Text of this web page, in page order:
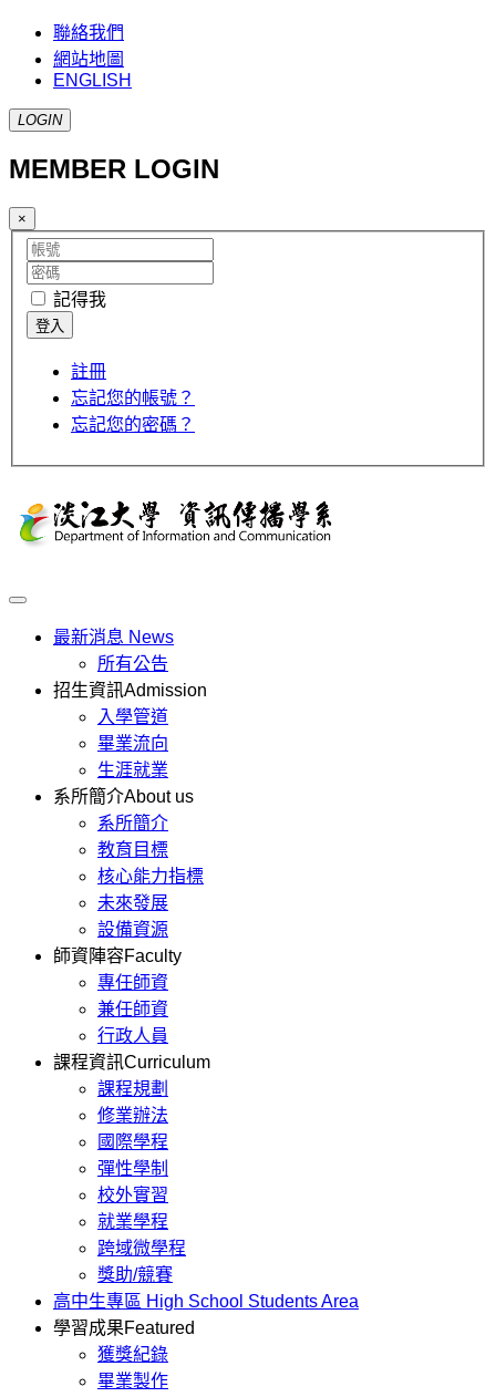
聯絡我們
網站地圖
ENGLISH
LOGIN
MEMBER LOGIN
×
記得我
註冊
忘記您的帳號？
忘記您的密碼？
最新消息 News
所有公告
招生資訊Admission
入學管道
畢業流向
生涯就業
系所簡介About us
系所簡介
教育目標
核心能力指標
未來發展
設備資源
師資陣容Faculty
專任師資
兼任師資
行政人員
課程資訊Curriculum
課程規劃
修業辦法
國際學程
彈性學制
校外實習
就業學程
跨域微學程
獎助/競賽
高中生專區 High School Students Area
學習成果Featured
獲獎紀錄
畢業製作